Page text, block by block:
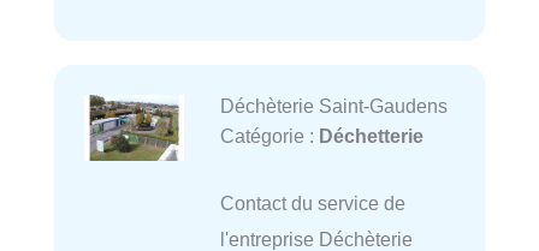
Déchèterie Saint-Gaudens
Catégorie : Déchetterie
Contact du service de
l'entreprise Déchèterie